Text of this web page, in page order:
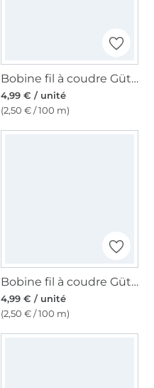
Bobine fil à coudre Gütermann 200m polyester, (198) beige clair
4,99 € / unité
(2,50 € / 100 m)
Bobine fil à coudre Gütermann 200m polyester, (186) beige
4,99 € / unité
(2,50 € / 100 m)